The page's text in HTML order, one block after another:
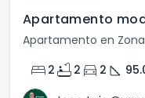
Apartamento en
bed 2 bathtub 2 directions_car 2 square_foot